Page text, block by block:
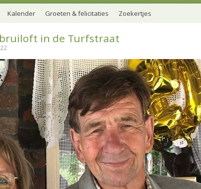
Kalender Groeten & felicitaties Zoekertjes
in de Turfstraat